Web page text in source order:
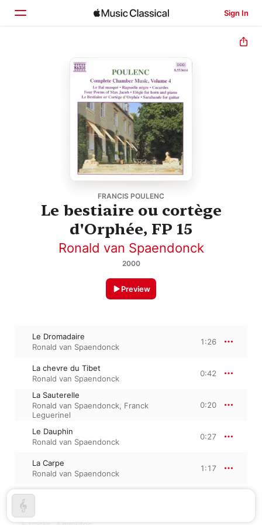
Sign In
FRANCIS POULENC
Le bestiaire ou cortège
d'Orphée, FP 15
Ronald van Spaendonck
2000
Preview
Le Dromadaire
Ronald van Spaendonck
1:26
La chevre du Tibet
Ronald van Spaendonck
0:42
La Sauterelle
Ronald van Spaendonck, Franck
Leguerinel
0:20
Le Dauphin
Ronald van Spaendonck
0:27
La Carpe
Ronald van Spaendonck
1:17
October 17, 2000